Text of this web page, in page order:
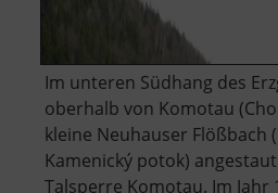
Im unteren Südhang des
oberhalb von Komotau
kleine Neuhauser Flößbach
Kamenický potok)
Talsperre Komotau. Im Jahr